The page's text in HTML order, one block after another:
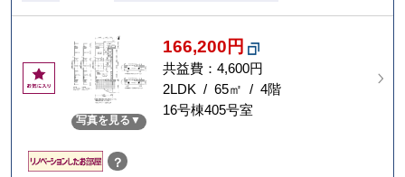
お
気
写真を見る
166,200円
共益費：4,600円
2LDK / 65㎡ / 4階
16号棟405号室
？